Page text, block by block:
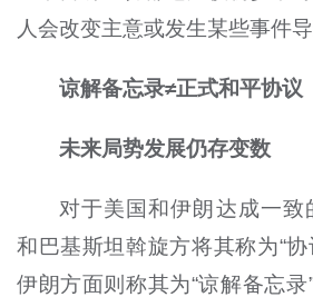
人会改变主意或发生某些事件导
谅解备忘录≠正式和平协议
未来局势发展仍存变数
对于美国和伊朗达成一致
和巴基斯坦斡旋方将其称为“协
伊朗方面则称其为“谅解备忘录